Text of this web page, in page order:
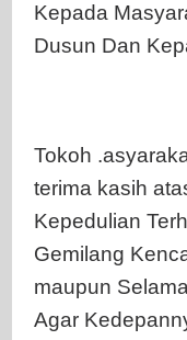
Kepada
Dusun Dan
Tokoh
terima kasih
Kepedulian
Gemilang
maupun
Agar